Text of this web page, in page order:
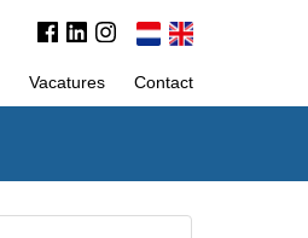
Vacatures Contact